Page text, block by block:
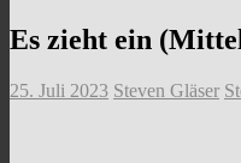
Es zieht ein
25. Juli 2023 Steven Gläser